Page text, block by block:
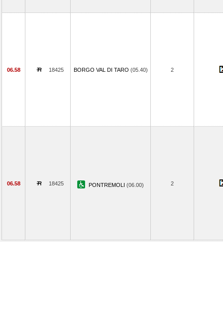
06.58 18425 BORGO VAL DI TARO (05.40) 2
06.58 18425 PONTREMOLI (06.00) 2